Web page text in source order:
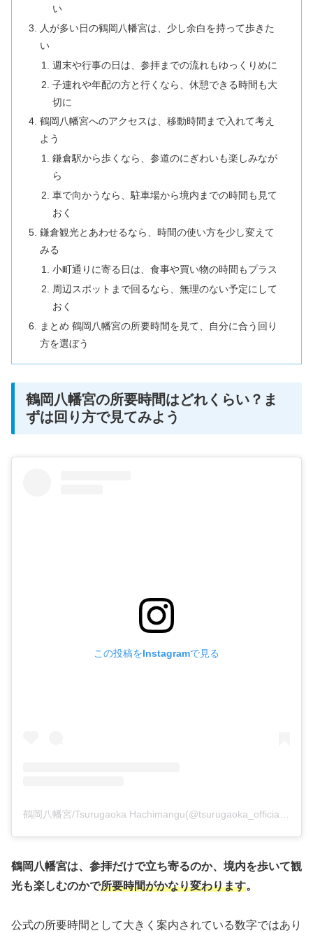
い
人が多い日の鶴岡八幡宮は、少し余白を持って歩きた
い
週末や行事の日は、参拝までの流れもゆっくりめに
子連れや年配の方と行くなら、休憩できる時間も大
切に
鶴岡八幡宮へのアクセスは、移動時間まで入れて考え
よう
鎌倉駅から歩くなら、参道のにぎわいも楽しみなが
ら
車で向かうなら、駐車場から境内までの時間も見て
おく
鎌倉観光とあわせるなら、時間の使い方を少し変えて
みる
小町通りに寄る日は、食事や買い物の時間もプラス
周辺スポットまで回るなら、無理のない予定にして
おく
まとめ 鶴岡八幡宮の所要時間を見て、自分に合う回り
方を選ぼう
鶴岡八幡宮の所要時間はどれくらい？ま
ずは回り方で見てみよう
この投稿をInstagramで見る
鶴岡八幡宮は、参拝だけで立ち寄るのか、境内を歩いて観
光も楽しむのかで所要時間がかなり変わります。
公式の所要時間として大きく案内されている数字ではあり